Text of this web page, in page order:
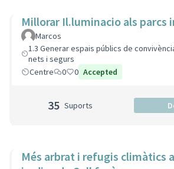
Millorar Il.luminacio als parcs
Marcos
1.3 Generar espais públics de
nets i segurs
Centre
0 0 Accepted
35 Suports
Més arbrat i refugis climàtics